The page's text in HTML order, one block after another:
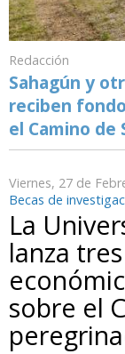
Redacción
Sahagún y
reciben
el Camino de
Viernes, 27 de
Becas de
La
lanza
sobre el